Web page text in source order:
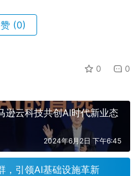
赞 (0)
0 0
逊云科技共创AI时代新业态
2024年6月2日 下午6:45
，引领AI基础设施革新